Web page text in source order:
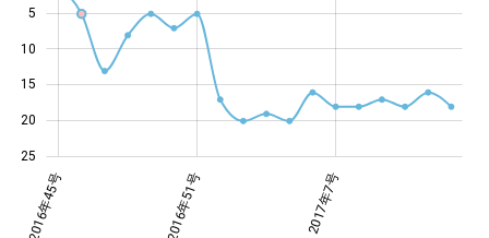
10
25
20
15
5
2016年45号
50号
5号
10号
2016年51号 2017年7号